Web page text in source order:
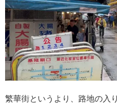
繁華街というより、路地の入